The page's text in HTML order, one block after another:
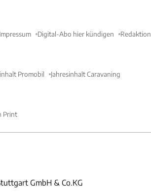
Digital-Abo hier kündigen Redaktion
Promobil Jahresinhalt Caravaning
Print
GmbH & Co.KG